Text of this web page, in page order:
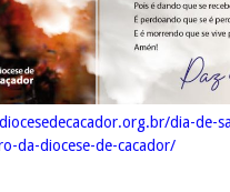
dia-de-
da-diocese-de-cacador/